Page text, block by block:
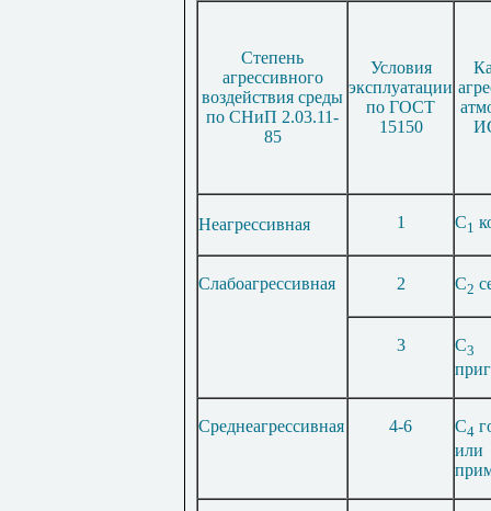
Степень
агрессивного
воздействия среды
по СНиП 2.03.11-
85
Условия
эксплуатации
по ГОСТ
15150
Неагрессивная 1 C1
Слабоагрессивная 2 С2
3 С3
Среднеагрессивная 4-6 С4
или